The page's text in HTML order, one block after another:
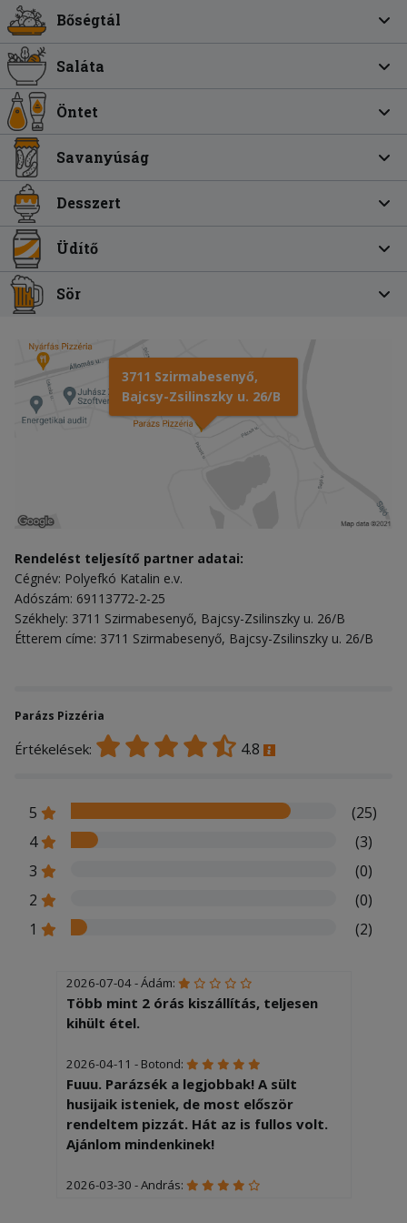
Bőségtál
Saláta
Öntet
Savanyúság
Desszert
Üdítő
Sör
3711 Szirmabesenyő,
Bajcsy-Zsilinszky u. 26/B
Rendelést teljesítő partner adatai:
Cégnév: Polyefkó Katalin e.v.
Adószám: 69113772-2-25
Székhely: 3711 Szirmabesenyő, Bajcsy-Zsilinszky u. 26/B
Étterem címe: 3711 Szirmabesenyő, Bajcsy-Zsilinszky u. 26/B
Parázs Pizzéria
Értékelések: 4.8
5
(25)
4
(3)
3
(0)
2
(0)
1
(2)
2026-07-04 - Ádám:
Több mint 2 órás kiszállítás, teljesen
kihült étel.
2026-04-11 - Botond:
Fuuu. Parázsék a legjobbak! A sült
husijaik isteniek, de most először
rendeltem pizzát. Hát az is fullos volt.
Ajánlom mindenkinek!
2026-03-30 - András: